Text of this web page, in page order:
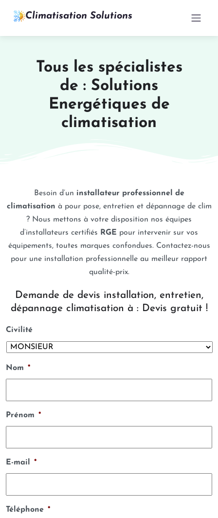
Climatisation Solutions
Tous les spécialistes
de : Solutions
Energétiques de
climatisation
Besoin d’un installateur professionnel de
climatisation à pour pose, entretien et dépannage de clim
? Nous mettons à votre disposition nos équipes
d’installateurs certifiés RGE pour intervenir sur vos
équipements, toutes marques confondues. Contactez-nous
pour une installation professionnelle au meilleur rapport
qualité-prix.
Demande de devis installation, entretien,
dépannage climatisation à : Devis gratuit !
Civilité
Nom *
Prénom *
E-mail *
Téléphone *